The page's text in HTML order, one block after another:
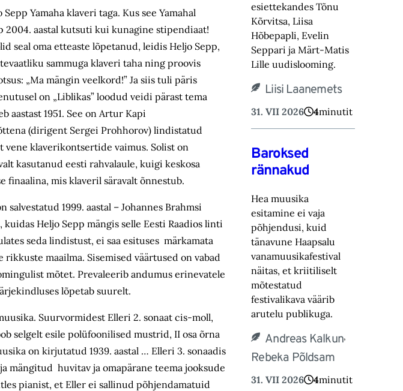
Yamaha klaveri taga. Kus see Yamahal
2004. aastal kutsuti kui kunagine stipendiaat!
seal oma etteaste lõpetanud, leidis Heljo Sepp,
sammuga klaveri taha ning proovis
„Ma mängin veelkord!” Ja siis tuli päris
on „Liblikas” loodud veidi pärast tema
aastast 1951. See on Artur Kapi
(dirigent Sergei Prohhorov) lindistatud
vene klaverikontsertide vaimus. Solist on
kasutanud eesti rahvalaule, kuigi keskosa
finaalina, mis klaveril säravalt õnnestub.
1999. aastal – Johannes Brahmsi
Heljo Sepp mängis selle Eesti Raadios linti
seda lindistust, ei saa esituses märkamata
maailma. Sisemised väärtused on vabad
mõtet. Prevaleerib andumus erinevatele
järjekindluses lõpetab suurelt.
Suurvormidest Elleri 2. sonaat cis-moll,
selgelt esile polüfoonilised mustrid, II osa õrna
on kirjutatud 1939. aastal … Elleri 3. sonaadis
mängitud huvitav ja omapärane teema jooksude
pianist, et Eller ei sallinud põhjendamatuid
esiettekandes Tõnu
Kõrvitsa, Liisa
Hõbepapli, Evelin
Seppari ja Märt-Matis
Lille uudislooming.
Liisi Laanemets
31. VII 2026 4minutit
Baroksed
rännakud
Hea muusika
esitamine ei vaja
põhjendusi, kuid
tänavune Haapsalu
vanamuusikafestival
näitas, et kriitiliselt
mõtestatud
festivalikava väärib
arutelu publikuga.
Andreas Kalkun,
Rebeka Põldsam
31. VII 2026 4minutit